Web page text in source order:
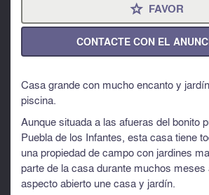
⋆ FAVOR
CONTACTE CON EL
Casa grande con mucho encanto y
piscina.
Aunque situada a las afueras del bonito
Puebla de los Infantes, esta casa tiene
una propiedad de campo con jardines
parte de la casa durante muchos meses
aspecto abierto une casa y jardín.